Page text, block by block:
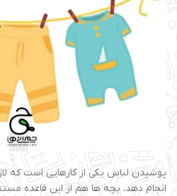
پوشیدن لباس یکی از کارهایی است که
انجام دهد، بچه ها هم از این قاعده